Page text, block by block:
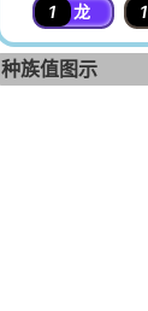
1
龙 1
种族值图示